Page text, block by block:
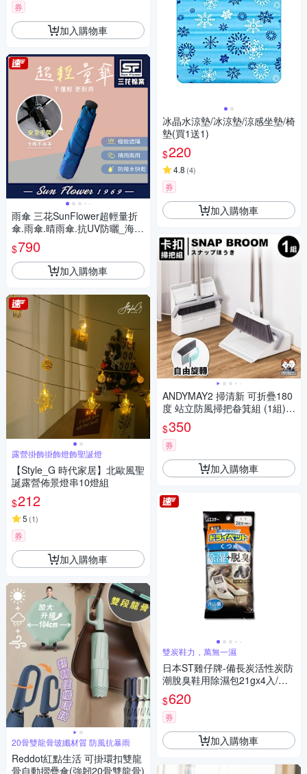
券
加入購物車
雨傘 三花SunFlower超輕量折
傘.雨傘.晴雨傘.抗UV防曬_海軍
藍
$790
加入購物車
露營掛飾掛飾燈飾聖誕燈
【Style_G 時代家居】北歐風聖
誕露營佈景燈串10燈組
$212
5 (1)
券
加入購物車
20骨雙龍骨玻纖材質 防風抗暴雨
Reddot紅點生活 可掛環扣雙龍
骨自動摺疊傘(強韌20骨雙龍骨)
冰晶水涼墊/冰涼墊/涼感坐墊/椅
墊(買1送1)
$220
4.8 (4)
券
加入購物車
ANDYMAY2 掃清新 可折疊180
度 站立防風掃把畚箕組 (1組)
OH-W500
$350
券
加入購物車
雙炭鞋力，萬無一濕
日本ST雞仔牌-備長炭活性炭防
潮脫臭鞋用除濕包21gx4入/黑
袋(鞋靴內吸濕淨味袋,除腳汗異
味消臭乾燥劑)
$620
券
加入購物車